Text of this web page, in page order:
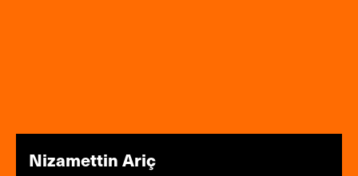
Nizamettin Ariç